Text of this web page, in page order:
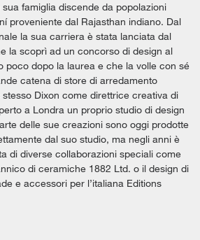
famiglia discende da popolazioni
proveniente dal Rajasthan indiano. Dal
la sua carriera è stata lanciata dal
la scoprì ad un concorso di design al
poco dopo la laurea e che la volle con sé
catena di store di arredamento
Dixon come direttrice creativa di
a Londra un proprio studio di design
delle sue creazioni sono oggi prodotte
dal suo studio, ma negli anni è
di diverse collaborazioni speciali come
di ceramiche 1882 Ltd. o il design di
e accessori per l’italiana Editions